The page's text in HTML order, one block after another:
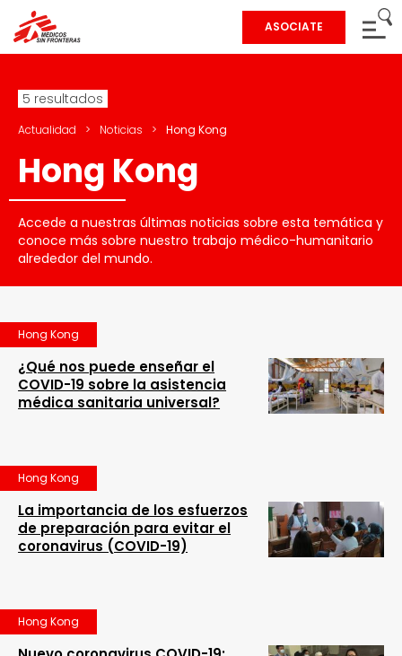
ASOCIATE
5 resultados
Actualidad > Noticias > Hong Kong
Hong Kong
Accede a nuestras últimas noticias sobre esta temática y
conoce más sobre nuestro trabajo médico-humanitario
alrededor del mundo.
Hong Kong
¿Qué nos puede enseñar el
COVID-19 sobre la asistencia
médica sanitaria universal?
Hong Kong
La importancia de los esfuerzos
de preparación para evitar el
coronavirus (COVID-19)
Hong Kong